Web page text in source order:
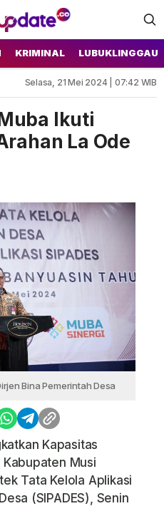
Update
Update
KRIMINAL LUBUKLINGGAU
Selasa, 21 Mei 2024 | 07:42 WIB
Ikuti
La Ode
Bina Pemerintah Desa
Kapasitas
Musi
Tata Kelola Aplikasi
(SIPADES), Senin